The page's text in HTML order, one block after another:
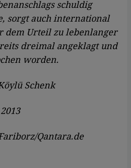
schuldig
sorgt auch international
dem Urteil zu lebenlanger
dreimal angeklagt und
worden.
Schenk
Qantara.de